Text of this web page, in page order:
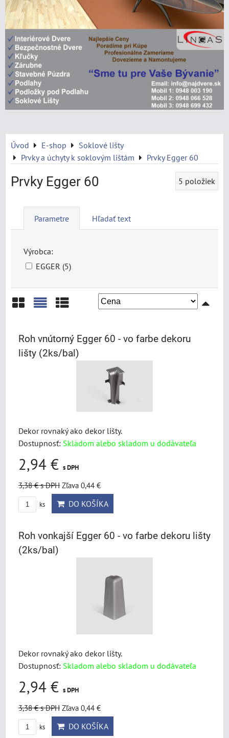
Úvod E-shop
Soklové lišty
Prvky a úchyty k soklovým lištám
Prvky Egger 60
Prvky Egger 60 5 položiek
Parametre Hľadať text
Výrobca:
EGGER (5)
Roh vnútorný Egger 60 - vo farbe dekoru
lišty (2ks/bal)
Dekor rovnaký ako dekor lišty.
Dostupnosť: Skladom alebo skladom u dodávateľa
2,94 € s DPH
3,38 €s DPH Zľava 0,44 €
ks DO KOŠÍKA
Roh vonkajší Egger 60 - vo farbe dekoru lišty
(2ks/bal)
Dekor rovnaký ako dekor lišty.
Dostupnosť: Skladom alebo skladom u dodávateľa
2,94 € s DPH
3,38 €s DPH Zľava 0,44 €
ks DO KOŠÍKA